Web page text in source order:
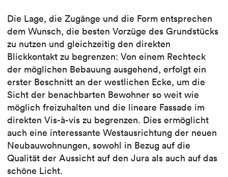
Die Lage, die Zugänge und die Form entsprechen
dem Wunsch, die besten Vorzüge des Grundstücks
zu nutzen und gleichzeitig den direkten
Blickkontakt zu begrenzen: Von einem Rechteck
der möglichen Bebauung ausgehend, erfolgt ein
erster Beschnitt an der westlichen Ecke, um die
Sicht der benachbarten Bewohner so weit wie
möglich freizuhalten und die lineare Fassade im
direkten Vis-à-vis zu begrenzen. Dies ermöglicht
auch eine interessante Westausrichtung der neuen
Neubauwohnungen, sowohl in Bezug auf die
Qualität der Aussicht auf den Jura als auch auf das
schöne Licht.